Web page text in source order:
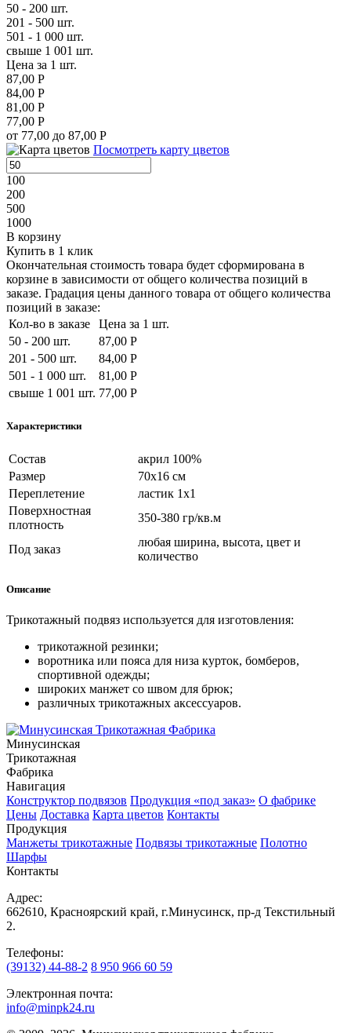
50 - 200 шт.
201 - 500 шт.
501 - 1 000 шт.
свыше 1 001 шт.
Цена за 1 шт.
87,00 Р
84,00 Р
81,00 Р
77,00 Р
от 77,00 до 87,00 Р
Посмотреть карту цветов
100
200
500
1000
В корзину
Купить в 1 клик
Окончательная стоимость товара будет сформирована в
корзине в зависимости от общего количества позиций в
заказе. Градация цены данного товара от общего количества
позиций в заказе:
Кол-во в заказе
Цена за 1 шт.
50 - 200 шт.
87,00 Р
201 - 500 шт.
84,00 Р
501 - 1 000 шт.
81,00 Р
свыше 1 001 шт. 77,00 Р
Характеристики
Состав
акрил 100%
Размер
70х16 см
Переплетение
ластик 1х1
Поверхностная
плотность
350-380 гр/кв.м
Под заказ
любая ширина, высота, цвет и
количество
Описание
Трикотажный подвяз используется для изготовления:
трикотажной резинки;
воротника или пояса для низа курток, бомберов,
спортивной одежды;
широких манжет со швом для брюк;
различных трикотажных аксессуаров.
Минусинская
Трикотажная
Фабрика
Навигация
Конструктор подвязов Продукция «под заказ» О фабрике
Цены Доставка Карта цветов Контакты
Продукция
Манжеты трикотажные Подвязы трикотажные Полотно
Шарфы
Контакты
Адрес:
662610, Красноярский край, г.Минусинск, пр-д Текстильный
2.
Телефоны:
(39132) 44-88-2 8 950 966 60 59
Электронная почта:
info@minpk24.ru